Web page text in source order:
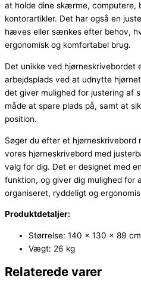
at holde dine skærme, computere,
kontorartikler. Det har også en
hæves eller sænkes efter behov,
ergonomisk og komfortabel brug.
Det unikke ved hjørneskrivebordet
arbejdsplads ved at udnytte
det giver mulighed for justering af
måde at spare plads på, samt at
position.
Søger du efter et hjørneskrivebord
vores hjørneskrivebord med
valg for dig. Det er designet med
funktion, og giver dig mulighed for
organiseret, ryddeligt og
Produktdetaljer:
Størrelse: 140 x 130 x 89
Vægt: 26 kg
Relaterede varer